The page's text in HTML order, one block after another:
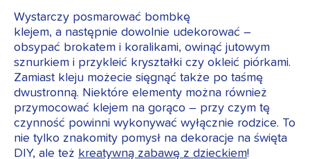
Wystarczy posmarować bombkę
klejem, a następnie dowolnie udekorować –
obsypać brokatem i koralikami, owinąć jutowym
sznurkiem i przykleić kryształki czy okleić piórkami.
Zamiast kleju możecie sięgnąć także po taśmę
dwustronną. Niektóre elementy można również
przymocować klejem na gorąco – przy czym tę
czynność powinni wykonywać wyłącznie rodzice. To
nie tylko znakomity pomysł na dekoracje na święta
DIY, ale też kreatywną zabawę z dzieckiem!